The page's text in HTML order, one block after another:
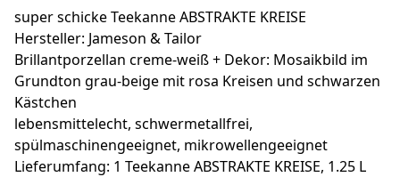
super schicke Teekanne ABSTRAKTE KREISE
Hersteller: Jameson & Tailor
Brillantporzellan creme-weiß + Dekor: Mosaikbild im
Grundton grau-beige mit rosa Kreisen und schwarzen
Kästchen
lebensmittelecht, schwermetallfrei,
spülmaschinengeeignet, mikrowellengeeignet
Lieferumfang: 1 Teekanne ABSTRAKTE KREISE, 1.25 L